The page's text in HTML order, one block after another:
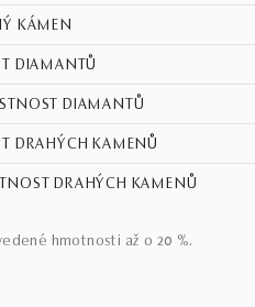
KÁMEN
DIAMANTŮ
DIAMANTŮ
DRAHÝCH KAMENŮ
DRAHÝCH KAMENŮ
hmotnosti až o 20 %.